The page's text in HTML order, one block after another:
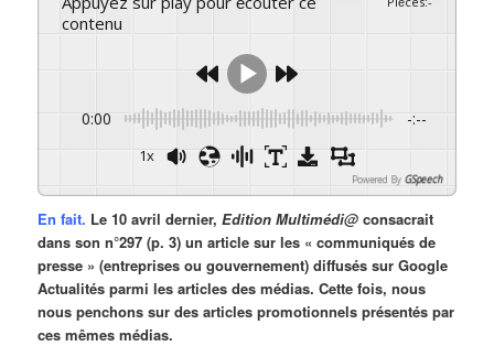
contenu
0:00 -:--
1x
Powered By GSpeech
En fait. Le 10 avril dernier,Edition Multimédi@ consacrait
dans son n°297 (p. 3) un article sur les « communiqués de
presse » (entreprises ou gouvernement) diffusés sur Google
Actualités parmi les articles des médias. Cette fois, nous
nous penchons sur des articles promotionnels présentés par
ces mêmes médias.